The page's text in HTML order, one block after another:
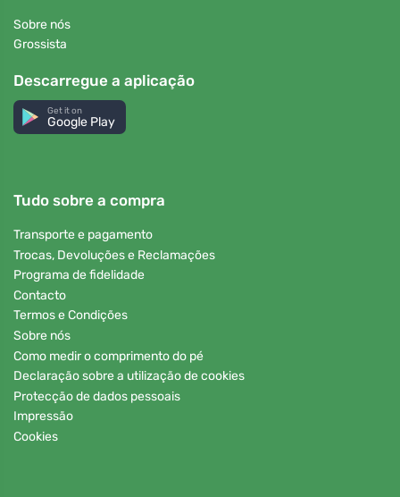
Sobre nós
Grossista
Descarregue a aplicação
Get it on
Google Play
Tudo sobre a compra
Transporte e pagamento
Trocas, Devoluções e Reclamações
Programa de fidelidade
Contacto
Termos e Condições
Sobre nós
Como medir o comprimento do pé
Declaração sobre a utilização de cookies
Protecção de dados pessoais
Impressão
Cookies